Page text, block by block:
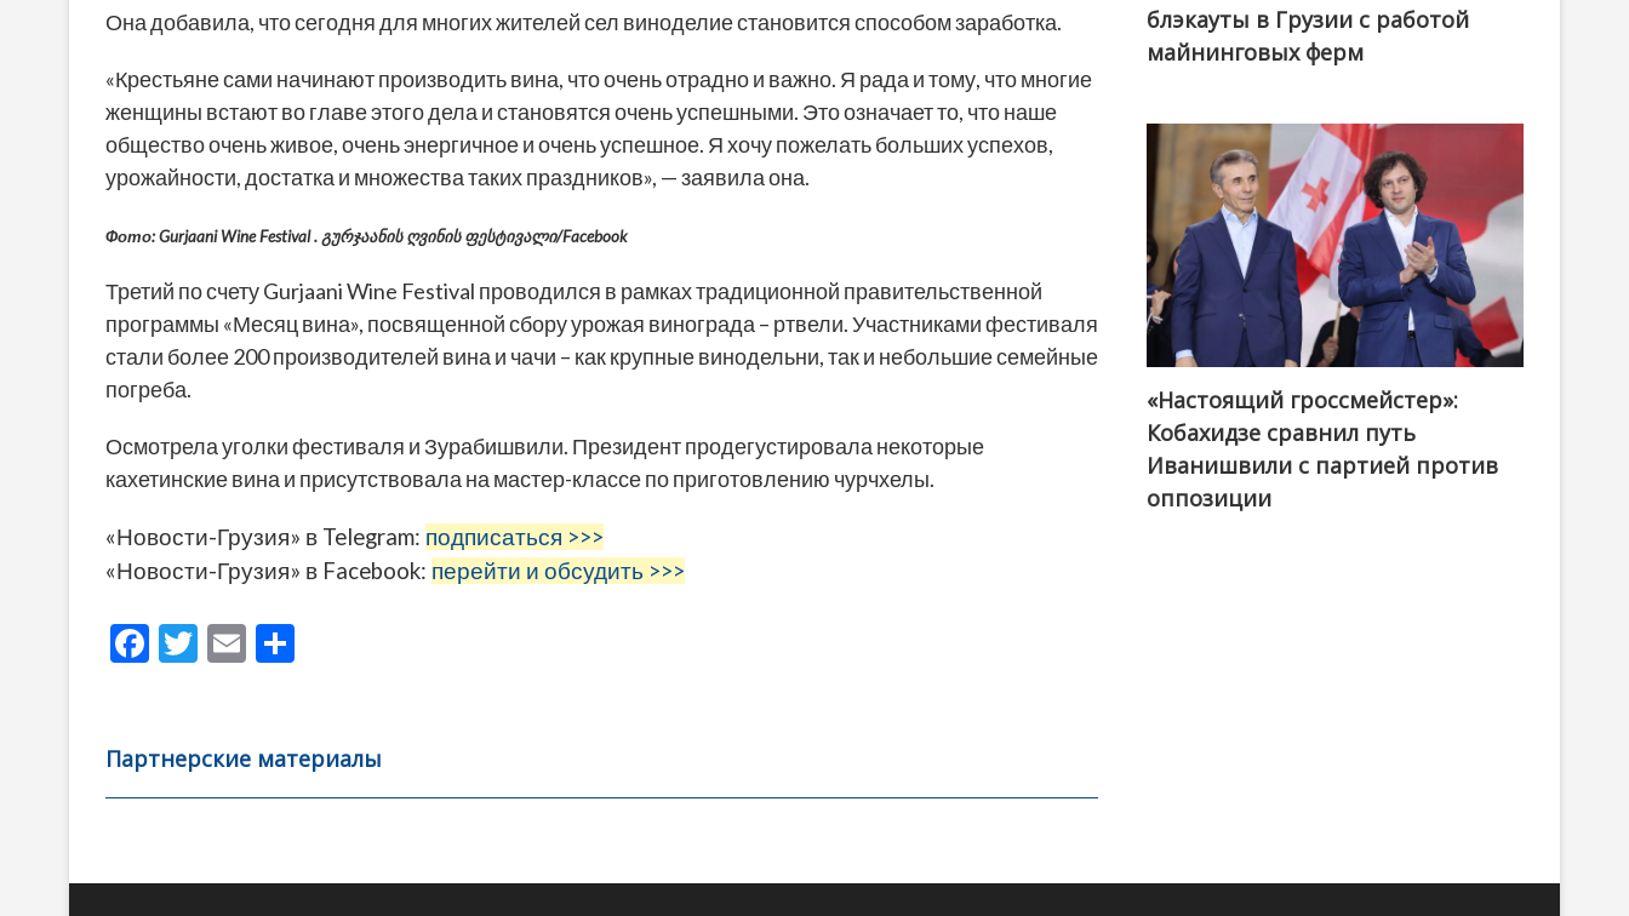
Она добавила, что сегодня для многих жителей сел виноделие становится способом заработка.
«Крестьяне сами начинают производить вина, что очень отрадно и важно. Я рада и тому, что многие
женщины встают во главе этого дела и становятся очень успешными. Это означает то, что наше
общество очень живое, очень энергичное и очень успешное. Я хочу пожелать больших успехов,
урожайности, достатка и множества таких праздников», — заявила она.
Фото: Gurjaani Wine Festival . გურჯაანის ღვინის ფესტივალი/Facebook
Третий по счету Gurjaani Wine Festival проводился в рамках традиционной правительственной
программы «Месяц вина», посвященной сбору урожая винограда – ртвели. Участниками фестиваля
стали более 200 производителей вина и чачи – как крупные винодельни, так и небольшие семейные
погреба.
Осмотрела уголки фестиваля и Зурабишвили. Президент продегустировала некоторые
кахетинские вина и присутствовала на мастер-классе по приготовлению чурчхелы.
«Новости-Грузия» в Telegram: подписаться >>>
«Новости-Грузия» в Facebook: перейти и обсудить >>>
F
b
o
k
T
er
E
l
а
в
ть
Партнерские материалы
Навигация
блэкауты в Грузии с работой
майнинговых ферм
@ქართული ოცნება / Georgian Dream
«Настоящий гроссмейстер»:
Кобахидзе сравнил путь
Иванишвили с партией против
оппозиции